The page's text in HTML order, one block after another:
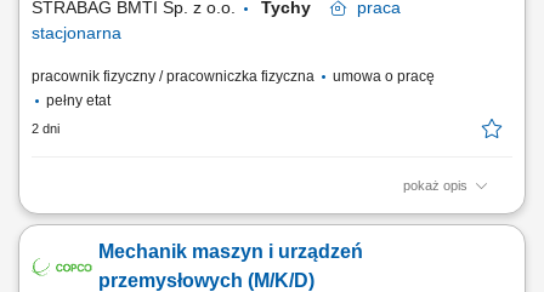
STRABAG BMTI Sp. z o.o. Tychy
praca
stacjonarna
pracownik fizyczny / pracowniczka fizyczna
umowa o pracę
pełny etat
2 dni
pokaż opis
Twoja rola w STRABAG diagnostyka usterek; naprawa i konserwacja;
stanu technicznego maszyn; przygotowanie listy części; Co jest dla nas
ważne wykształcenie techniczne min zawodowe, preferowane w
Mechanik maszyn i urządzeń
przemysłowych (M/K/D)